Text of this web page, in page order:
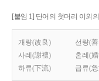
[붙임 1] 단어의 첫머리 이외
개량(改良) 선량(
사례(謝禮)
혼례(
하류(下流)
급류(